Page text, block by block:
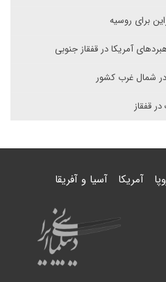
برای روسیه
آمریکا در قفقاز جنوبی
در شمال غرب کشور
قفقاز
آمریکا آسیا و آفریقا